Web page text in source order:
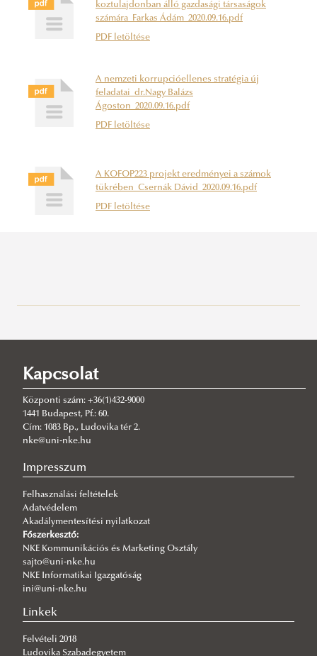
KÖFOP-2.1.2-VEKOP-15-2016-00001
KÖFOP-2.2.3-VEKOP-16-2016-00001
A projekt adatai
A projekt célja
Hírek, események
Rendezvények
Kiadványok
Letölthető anyagok
Tanulmányok
Konferencia előadások
2020. március 03. - Etikai eljárások és döntéshozatal
a gyakorlatban
koztulajdonban álló gazdasági társaságok
számára_Farkas Ádám_2020.09.16.pdf
PDF letöltése
A nemzeti korrupcióellenes stratégia új
feladatai_dr.Nagy Balázs
Ágoston_2020.09.16.pdf
PDF letöltése
A KOFOP223 projekt eredményei a számok
tükrében_Csernák Dávid_2020.09.16.pdf
PDF letöltése
Kapcsolat
Központi szám: +36(1)432-9000
1441 Budapest, Pf.: 60.
Cím: 1083 Bp., Ludovika tér 2.
nke@uni-nke.hu
Impresszum
Felhasználási feltételek
Adatvédelem
Akadálymentesítési nyilatkozat
Főszerkesztő:
NKE Kommunikációs és Marketing Osztály
sajto@uni-nke.hu
NKE Informatikai Igazgatóság
ini@uni-nke.hu
Linkek
Felvételi 2018
Ludovika Szabadegyetem